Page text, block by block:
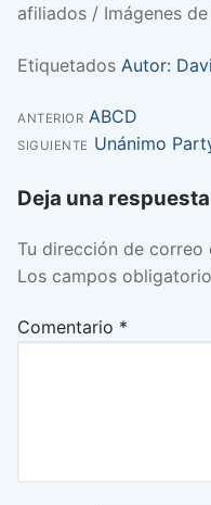
afiliados / Imágenes
Etiquetados Autor:
Navegación
entradas
ANTERIOR Entrada
anterior:
ABCD
SIGUIENTE Entrada
Unánimo
Deja una respuesta
Tu dirección de
Los campos
Comentario *